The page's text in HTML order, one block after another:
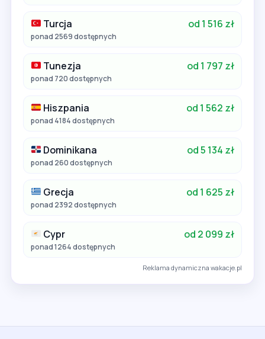
Turcja od 1 516 zł
ponad 2569 dostępnych
Tunezja od 1 797 zł
ponad 720 dostępnych
Hiszpania od 1 562 zł
ponad 4184 dostępnych
Dominikana od 5 134 zł
ponad 260 dostępnych
Grecja od 1 625 zł
ponad 2392 dostępnych
Cypr od 2 099 zł
ponad 1264 dostępnych
Reklama dynamiczna wakacje.pl